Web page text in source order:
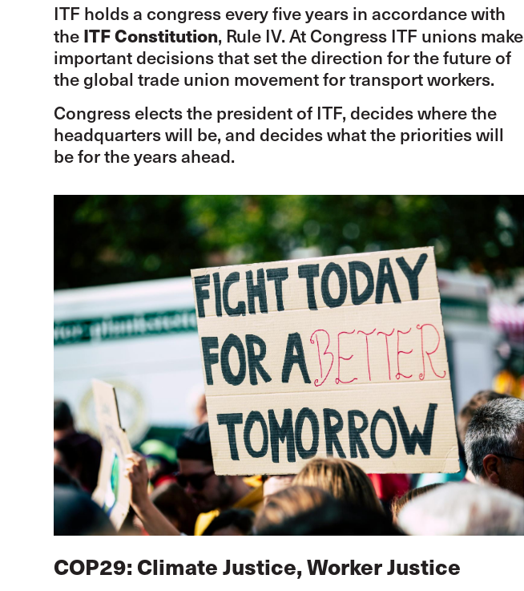
ITF holds a congress every five years in accordance with
the ITF Constitution, Rule IV. At Congress ITF unions make
important decisions that set the direction for the future of
the global trade union movement for transport workers.
Congress elects the president of ITF, decides where the
headquarters will be, and decides what the priorities will
be for the years ahead.
COP29: Climate Justice, Worker Justice